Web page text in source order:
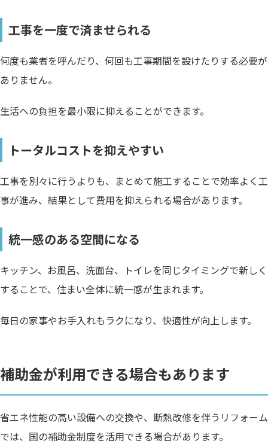
工事を一度で済ませられる
何度も業者を呼んだり、何回も工事期間を設けたりする必要が
ありません。
生活への負担を最小限に抑えることができます。
トータルコストを抑えやすい
工事を別々に行うよりも、まとめて施工することで効率よく工
事が進み、結果として費用を抑えられる場合があります。
統一感のある空間になる
キッチン、お風呂、洗面台、トイレを同じタイミングで新しく
することで、住まい全体に統一感が生まれます。
毎日の家事やお手入れもラクになり、快適性が向上します。
補助金が利用できる場合もあります
省エネ性能の高い設備への交換や、断熱改修を伴うリフォーム
では、国の補助金制度を活用できる場合があります。